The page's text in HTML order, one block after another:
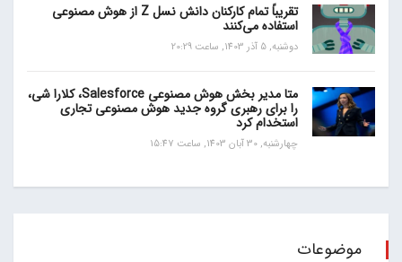
تقریباً تمام کارکنان دانش نسل Z از هوش مصنوعی
استفاده می‌کنند
دوشنبه, 5 آذر 1403, ساعت 20:29
متا مدیر بخش هوش مصنوعی Salesforce، کلارا شی،
را برای رهبری گروه جدید هوش مصنوعی تجاری
استخدام کرد
چهارشنبه, 30 آبان 1403, ساعت 15:47
موضوعات